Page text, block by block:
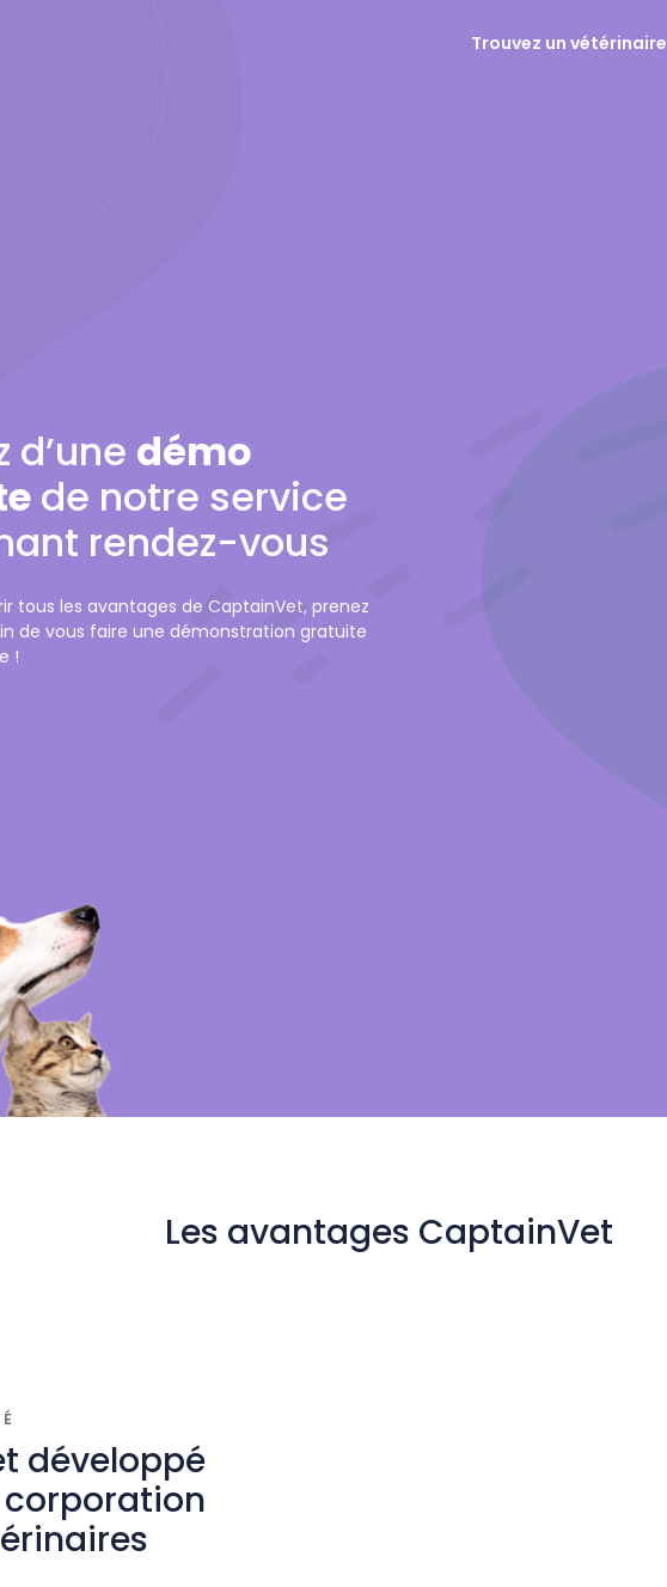
Trouvez un vétérinaire
d’une démo
de notre service
rendez-vous
tous les avantages de CaptainVet, prenez
de vous faire une démonstration gratuite
!
Les avantages CaptainVet
développé